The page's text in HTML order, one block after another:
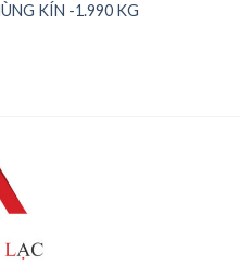
KÍN -1.990 KG